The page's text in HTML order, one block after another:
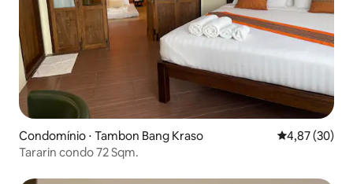
Condomínio ⋅ Tambon Bang Kraso 4,87 de uma
4,87 (30)
Tararin condo 72 Sqm.